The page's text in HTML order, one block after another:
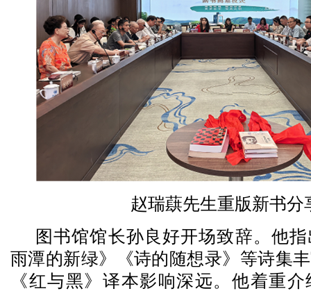
赵瑞蕻先生重版新书分
图书馆馆长孙良好开场致辞。他
雨潭的新绿》《诗的随想录》等诗集
《红与黑》译本影响深远。他着重